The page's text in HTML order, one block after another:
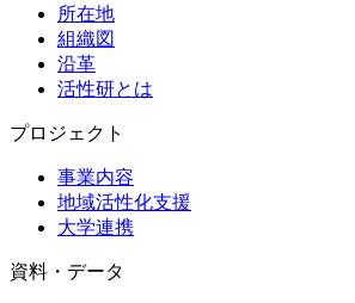
所在地
組織図
沿革
活性研とは
プロジェクト
事業内容
地域活性化支援
大学連携
資料・データ